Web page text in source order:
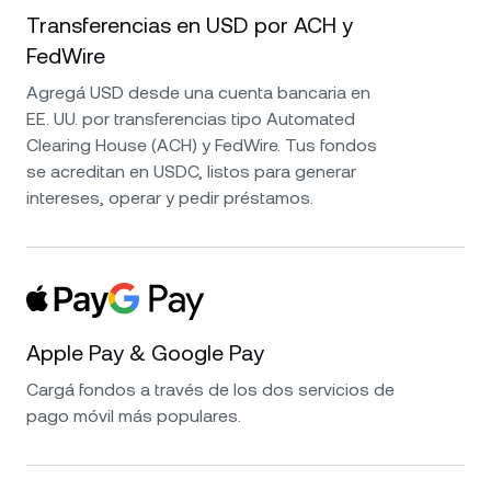
tengo que decir que es una de las mejores
plataformas para ganar tasas de interés muy
estándares de seguridad y un excelente
servicio de atención al cliente. Muy, muy
conforme con la elección.
Transferencias en USD por ACH y
FedWire
Agregá USD desde una cuenta bancaria en
EE. UU. por transferencias tipo Automated
Clearing House (ACH) y FedWire. Tus fondos
se acreditan en USDC, listos para generar
intereses, operar y pedir préstamos.
Apple Pay & Google Pay
Cargá fondos a través de los dos servicios de
pago móvil más populares.